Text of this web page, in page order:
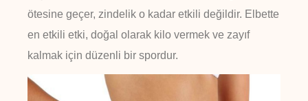
ötesine geçer, zindelik o kadar etkili değildir. Elbette
en etkili etki, doğal olarak kilo vermek ve zayıf
kalmak için düzenli bir spordur.